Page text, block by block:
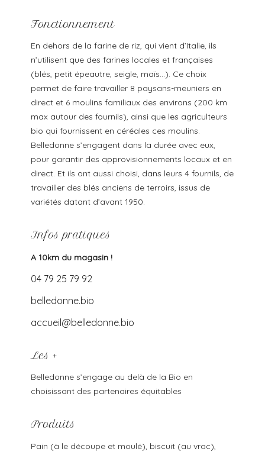
Fonctionnement
En dehors de la farine de riz, qui vient d’Italie, ils
n’utilisent que des farines locales et françaises
(blés, petit épeautre, seigle, maïs…). Ce choix
permet de faire travailler 8 paysans-meuniers en
direct et 6 moulins familiaux des environs (200 km
max autour des fournils), ainsi que les agriculteurs
bio qui fournissent en céréales ces moulins.
Belledonne s’engagent dans la durée avec eux,
pour garantir des approvisionnements locaux et en
direct. Et ils ont aussi choisi, dans leurs 4 fournils, de
travailler des blés anciens de terroirs, issus de
variétés datant d’avant 1950.
Infos pratiques
A 10km du magasin !
04 79 25 79 92
belledonne.bio
accueil@belledonne.bio
Les +
Belledonne s’engage au delà de la Bio en
choisissant des partenaires équitables
Produits
Pain (à le découpe et moulé), biscuit (au vrac),